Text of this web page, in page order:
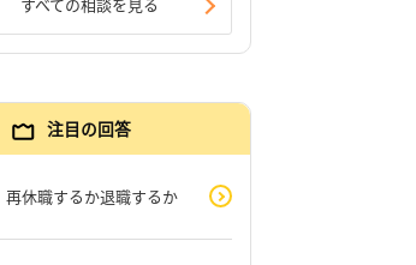
注目の回答
再休職するか退職するか